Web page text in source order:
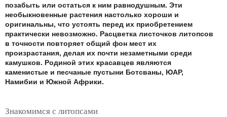
позабыть или остаться к ним равнодушным. Эти
необыкновенные растения настолько хороши и
оригинальны, что устоять перед их приобретением
практически невозможно. Расцветка листочков литопсов
в точности повторяет общий фон мест их
произрастания, делая их почти незаметными среди
камушков. Родиной этих красавцев являются
каменистые и песчаные пустыни Ботсваны, ЮАР,
Намибии и Южной Африки.
Знакомимся с литопсами